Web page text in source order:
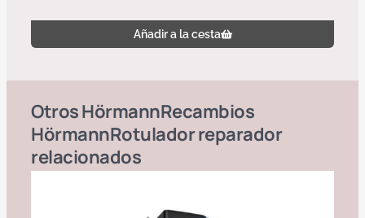
Añadir a la cesta
OtrosHörmannRecambios
HörmannRotulador reparador
relacionados